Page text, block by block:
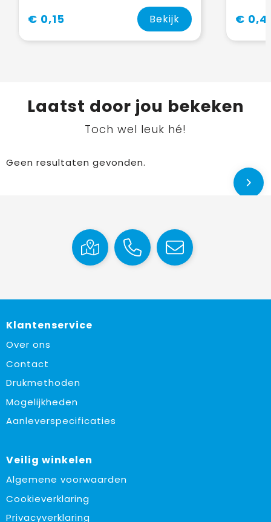
€ 0,15 Bekijk €
Laatst door jou bekeken
Toch wel leuk hé!
Geen resultaten gevonden.
Klantenservice
Over ons
Contact
Drukmethoden
Mogelijkheden
Aanleverspecificaties
Veilig winkelen
Algemene voorwaarden
Cookieverklaring
Privacyverklaring